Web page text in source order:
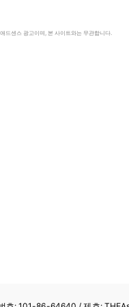
드센스 광고이며, 본 사이트와는 무관합니다.